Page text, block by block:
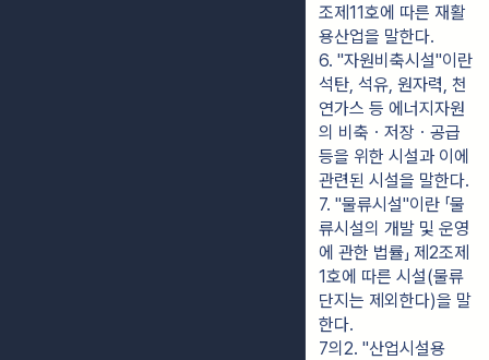
조제11호에 따른 재활
용산업을 말한다.
6. "자원비축시설"이란
석탄, 석유, 원자력, 천
연가스 등 에너지자원
의 비축ㆍ저장ㆍ공급
등을 위한 시설과 이에
관련된 시설을 말한다.
7. "물류시설"이란 「물
류시설의 개발 및 운영
에 관한 법률」 제2조제
1호에 따른 시설(물류
단지는 제외한다)을 말
한다.
7의2. "산업시설용